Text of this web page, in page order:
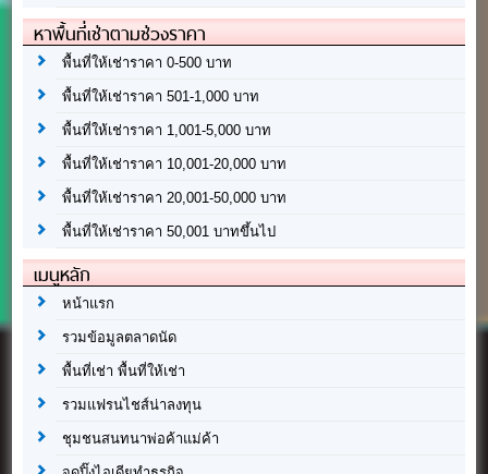
หาพื้นที่เช่าตามช่วงราคา
พื้นที่ให้เช่าราคา 0-500 บาท
พื้นที่ให้เช่าราคา 501-1,000 บาท
พื้นที่ให้เช่าราคา 1,001-5,000 บาท
พื้นที่ให้เช่าราคา 10,001-20,000 บาท
พื้นที่ให้เช่าราคา 20,001-50,000 บาท
พื้นที่ให้เช่าราคา 50,001 บาทขึ้นไป
เมนูหลัก
หน้าแรก
รวมข้อมูลตลาดนัด
พื้นที่เช่า พื้นที่ให้เช่า
รวมแฟรนไชส์น่าลงทุน
ชุมชนสนทนาพ่อค้าแม่ค้า